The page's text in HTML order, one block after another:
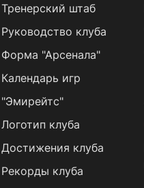
Тренерский штаб
Руководство клуба
Форма "Арсенала"
Календарь игр
"Эмирейтс"
Логотип клуба
Достижения клуба
Рекорды клуба